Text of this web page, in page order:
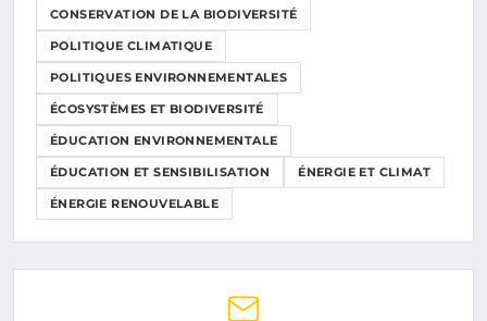
CONSERVATION DE LA BIODIVERSITÉ
POLITIQUE CLIMATIQUE
POLITIQUES ENVIRONNEMENTALES
ÉCOSYSTÈMES ET BIODIVERSITÉ
ÉDUCATION ENVIRONNEMENTALE
ÉDUCATION ET SENSIBILISATION ÉNERGIE ET CLIMAT
ÉNERGIE RENOUVELABLE